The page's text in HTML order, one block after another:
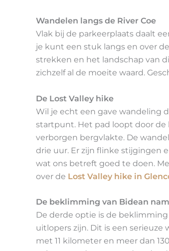
Wandelen langs de River Coe
Vlak bij de parkeerplaats daalt
je kunt een stuk langs en over
strekken en het landschap van
zichzelf al de moeite waard.
De Lost Valley hike
Wil je echt een gave wandeling
startpunt. Het pad loopt door de
verborgen bergvlakte. De
drie uur. Er zijn flinke stijgingen
wat ons betreft goed te doen.
over de Lost Valley hike in
De beklimming van Bidean
De derde optie is de beklimming
uitlopers zijn. Dit is een serieuze
met 11 kilometer en meer dan